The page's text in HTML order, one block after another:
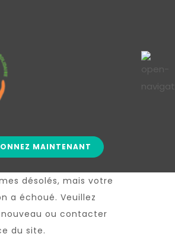
MAINTENANT
désolés, mais votre
a échoué. Veuillez
ou contacter
du site.